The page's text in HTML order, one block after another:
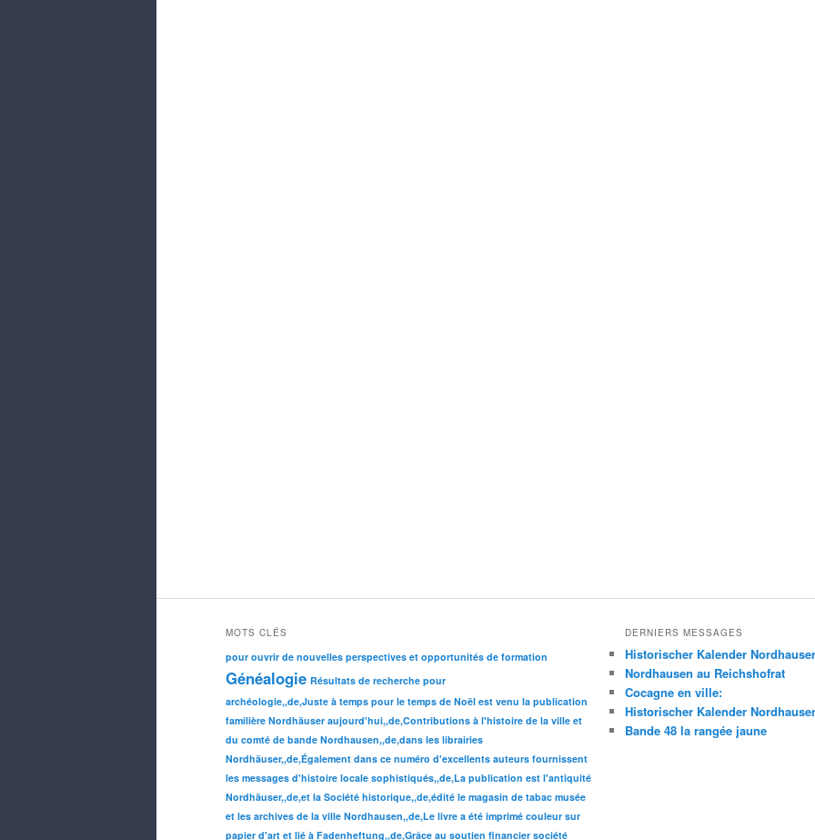
MOTS CLÉS
pour ouvrir de nouvelles perspectives et opportunités de formation
Généalogie Résultats de recherche pour
archéologie,,de,Juste à temps pour le temps de Noël est venu la publication
familière Nordhäuser aujourd'hui,,de,Contributions à l'histoire de la ville et
du comté de bande Nordhausen,,de,dans les librairies
Nordhäuser,,de,Également dans ce numéro d'excellents auteurs fournissent
les messages d'histoire locale sophistiqués,,de,La publication est l'antiquité
Nordhäuser,,de,et la Société historique,,de,édité le magasin de tabac musée
et les archives de la ville Nordhausen,,de,Le livre a été imprimé couleur sur
papier d'art et lié à Fadenheftung,,de,Grâce au soutien financier société
DERNIERS MESSAGES
Historischer Kalender
Nordhausen au Reichshofrat
Cocagne en ville:
Historischer Kalender
Bande 48 la rangée jaune